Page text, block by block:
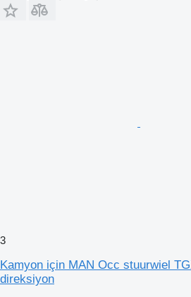
3
Kamyon için MAN Occ stuurwiel
direksiyon